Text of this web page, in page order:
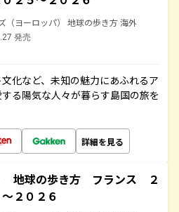
（ヨーロッパ） 地球の歩き方 海外
発売
化など、未知の魅力にあふれるア
る陽気な人々が暮らす島国の旅を
詳細を見る
地球の歩き方 フランス ２
２０２６